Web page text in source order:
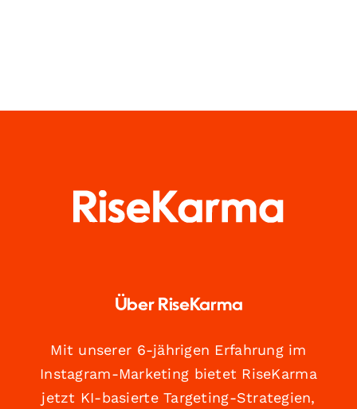
Über RiseKarma
Mit unserer 6-jährigen Erfahrung im
Instagram-Marketing bietet RiseKarma
jetzt KI-basierte Targeting-Strategien,